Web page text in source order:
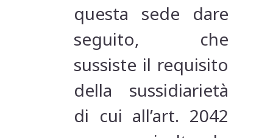
questa sede dare
seguito, che
sussiste il requisito
della sussidiarietà
di cui all’art. 2042